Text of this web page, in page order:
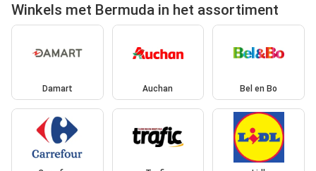
Winkels met Bermuda in het assortiment
Damart Auchan Bel en Bo